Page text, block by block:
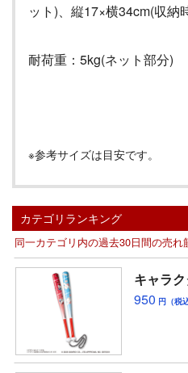
ット)、 縦17×横34cm(収納
耐荷重：5kg(ネット部分)
※参考サイズは目安です。
カテゴリランキング
同一カテゴリ内の過去30日間の売れ
キャラ
950 円（税